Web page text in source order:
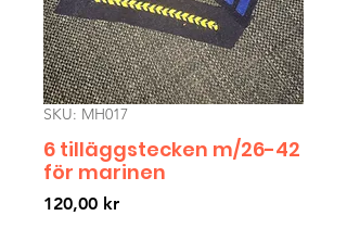
SKU: MH017
6 tilläggstecken m/26-42
för marinen
120,00 krPris